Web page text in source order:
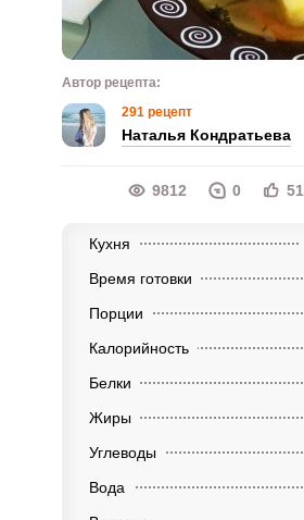
Автор рецепта:
291 рецепт
Наталья Кондратьева
9812 0 51
Кухня
Время готовки
Порции
Калорийность
Белки
Жиры
Углеводы
Вода